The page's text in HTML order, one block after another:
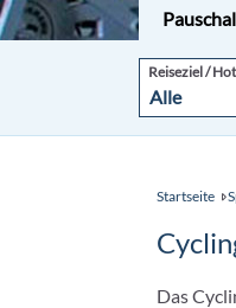
Reiseziel /
Startseite
Das